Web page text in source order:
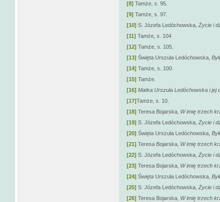
[8] Tamże, s. 95.
[9] Tamże, s. 97.
[10] S. Józefa Ledóchowska, Życie i
[11] Tamże, s. 104
[12] Tamże, s. 105.
[13] Święta Urszula Ledóchowska,
[14] Tamże, s. 100.
[15] Tamże.
[16] Matka Urszula Ledóchowska i jej
[17]Tamże, s. 10.
[18] Teresa Bojarska, W imię trzech
[19] S. Józefa Ledóchowska, Życie i
[20] Święta Urszula Ledóchowska,
[21] Teresa Bojarska, W imię trzech
[22] S. Józefa Ledóchowska, Życie i
[23] Teresa Bojarska, W imię trzech
[24] Święta Urszula Ledóchowska,
[25] S. Józefa Ledóchowska, Życie i
[26] Teresa Bojarska, W imię trzech